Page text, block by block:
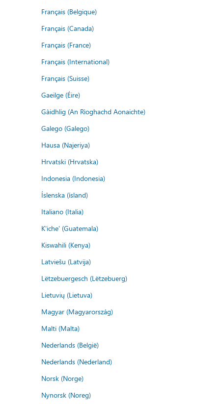
Français (Belgique)
Français (Canada)
Français (France)
Français (International)
Français (Suisse)
Gaeilge (Éire)
Gàidhlig (An Rìoghachd Aonaichte)
Galego (Galego)
Hausa (Najeriya)
Hrvatski (Hrvatska)
Indonesia (Indonesia)
Íslenska (ísland)
Italiano (Italia)
K'iche' (Guatemala)
Kiswahili (Kenya)
Latviešu (Latvija)
Lëtzebuergesch (Lëtzebuerg)
Lietuvių (Lietuva)
Magyar (Magyarország)
Malti (Malta)
Nederlands (België)
Nederlands (Nederland)
Norsk (Norge)
Nynorsk (Noreg)